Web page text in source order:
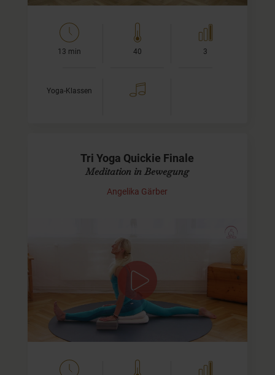
13 min 40 3
Yoga-Klassen
Tri Yoga Quickie Finale
Meditation in Bewegung
Angelika Gärber
Viertes und letztes Video der
Serie
Dieses Tri Yoga - Video für Fortgeschrittene ist der letzte
Teil der Tri Yoga-Quickies. Er führt Dich wie die anderen
Quickies durch eine fließende Sequenz,…